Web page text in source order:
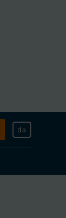
da